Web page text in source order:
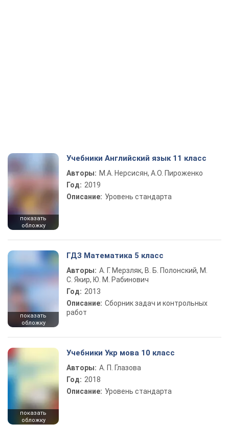
показать
обложку
Учебники Английский язык 11 класс
Авторы: М.А. Нерсисян, А.О. Пироженко
Год: 2019
Описание: Уровень стандарта
показать
обложку
ГДЗ Математика 5 класс
Авторы: А. Г. Мерзляк, В. Б. Полонский, М.
С. Якир, Ю. М. Рабинович
Год: 2013
Описание: Сборник задач и контрольных
работ
показать
обложку
Учебники Укр мова 10 класс
Авторы: А. П. Глазова
Год: 2018
Описание: Уровень стандарта